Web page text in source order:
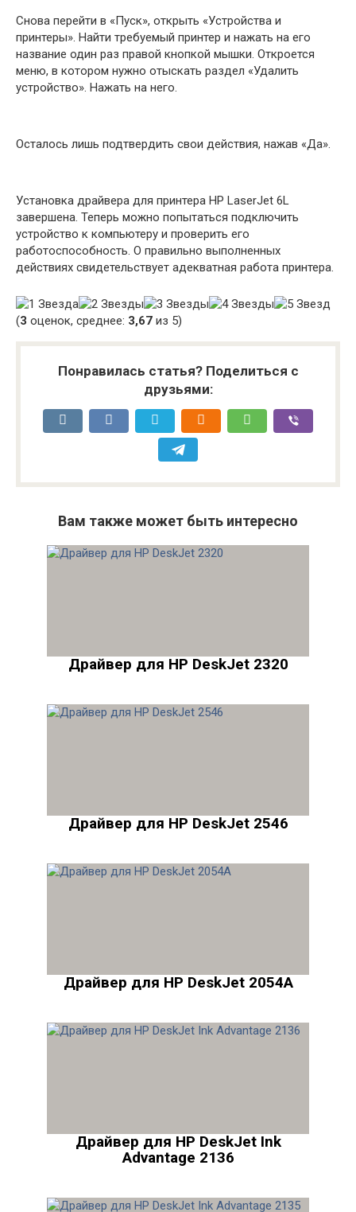
Снова перейти в «Пуск», открыть «Устройства и
принтеры». Найти требуемый принтер и нажать на его
название один раз правой кнопкой мышки. Откроется
меню, в котором нужно отыскать раздел «Удалить
устройство». Нажать на него.
Осталось лишь подтвердить свои действия, нажав «Да».
Установка драйвера для принтера HP LaserJet 6L
завершена. Теперь можно попытаться подключить
устройство к компьютеру и проверить его
работоспособность. О правильно выполненных
действиях свидетельствует адекватная работа принтера.
(3 оценок, среднее: 3,67 из 5)
Понравилась статья? Поделиться с
друзьями:
Вам также может быть интересно
Драйвер для HP DeskJet 2320
Драйвер для HP DeskJet 2546
Драйвер для HP DeskJet 2054A
Драйвер для HP DeskJet Ink
Advantage 2136